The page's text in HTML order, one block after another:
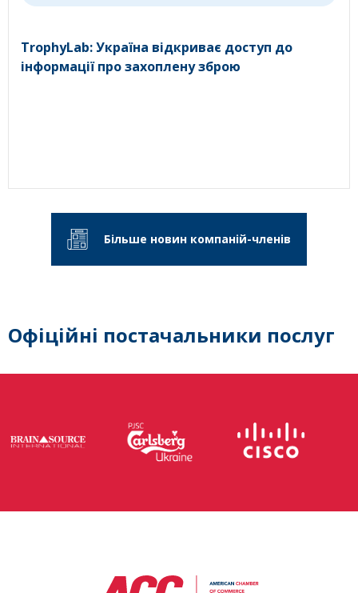
TrophyLab: Україна відкриває доступ до
інформації про захоплену зброю
Більше новин компаній-членів
Офіційні постачальники послуг